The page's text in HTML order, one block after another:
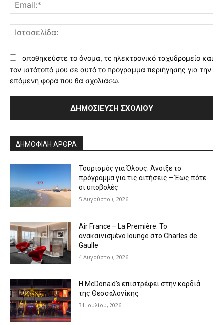
αποθηκεύστε το όνομα, το ηλεκτρονικό ταχυδρομείο και
τον ιστότοπό μου σε αυτό το πρόγραμμα περιήγησης για την
επόμενη φορά που θα σχολιάσω.
ΔΗΜΟΦΙΛΗ ΑΡΘΡΑ
Τουρισμός για Όλους: Άνοιξε το
πρόγραμμα για τις αιτήσεις – Έως πότε
οι υποβολές
5 Αυγούστου, 2026
Air France – La Première: Το
ανακαινισμένο lounge στο Charles de
Gaulle
4 Αυγούστου, 2026
Η McDonald’s επιστρέφει στην καρδιά
της Θεσσαλονίκης
31 Ιουλίου, 2026